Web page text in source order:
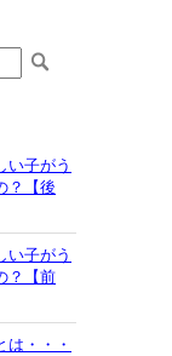
い子がう
？【後
い子がう
？【前
・・・